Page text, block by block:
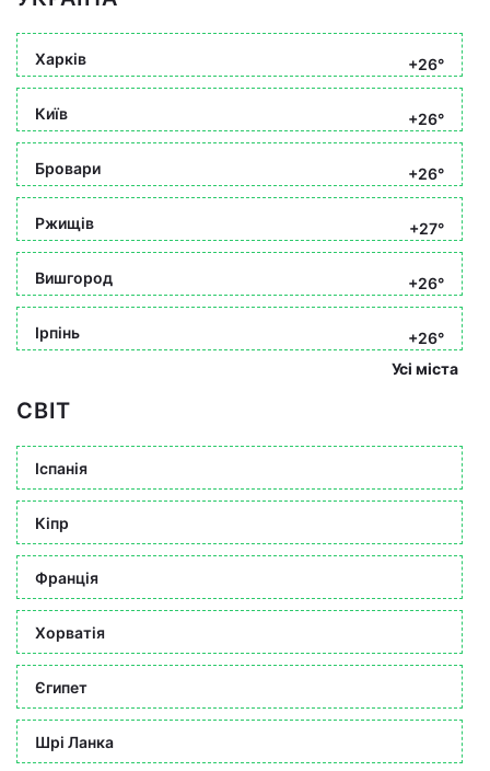
Харків +26°
Київ +26°
Бровари +26°
Ржищів +27°
Вишгород +26°
Ірпінь
+26°
Усі міста
СВІТ
Іспанія
Кіпр
Франція
Хорватія
Єгипет
Шрі Ланка